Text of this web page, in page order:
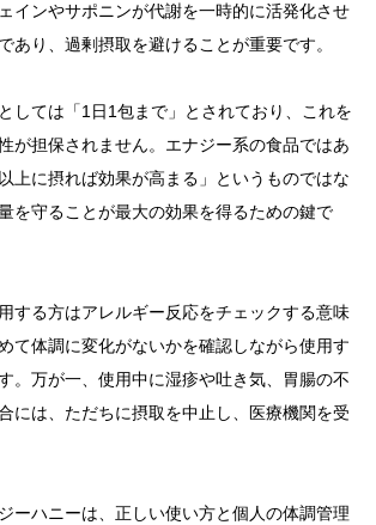
インやサポニンが代謝を一時的に活発化させ
あり、過剰摂取を避けることが重要です。
しては「1日1包まで」とされており、これを
が担保されません。エナジー系の食品ではあ
上に摂れば効果が高まる」というものではな
を守ることが最大の効果を得るための鍵で
する方はアレルギー反応をチェックする意味
て体調に変化がないかを確認しながら使用す
。万が一、使用中に湿疹や吐き気、胃腸の不
には、ただちに摂取を中止し、医療機関を受
ーハニーは、正しい使い方と個人の体調管理